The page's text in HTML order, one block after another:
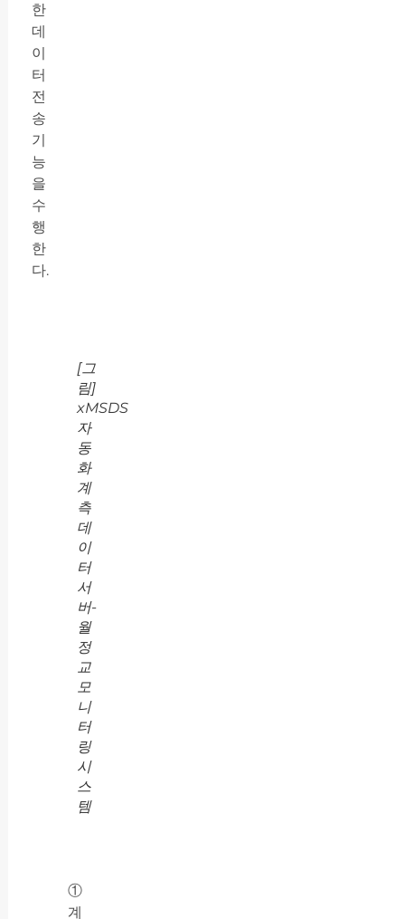
한
데
이
터
전
송
기
능
을
수
행
한
다.
[그
림]
xMSDS
자
동
화
계
측
데
이
터
서
버-
월
정
교
모
니
터
링
시
스
템
①
계